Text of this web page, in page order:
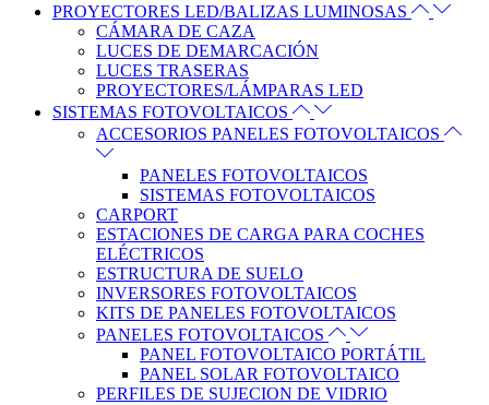
PROYECTORES LED/BALIZAS LUMINOSAS
CÁMARA DE CAZA
LUCES DE DEMARCACIÓN
LUCES TRASERAS
PROYECTORES/LÁMPARAS LED
SISTEMAS FOTOVOLTAICOS
ACCESORIOS PANELES FOTOVOLTAICOS
PANELES FOTOVOLTAICOS
SISTEMAS FOTOVOLTAICOS
CARPORT
ESTACIONES DE CARGA PARA COCHES
ELÉCTRICOS
ESTRUCTURA DE SUELO
INVERSORES FOTOVOLTAICOS
KITS DE PANELES FOTOVOLTAICOS
PANELES FOTOVOLTAICOS
PANEL FOTOVOLTAICO PORTÁTIL
PANEL SOLAR FOTOVOLTAICO
PERFILES DE SUJECION DE VIDRIO